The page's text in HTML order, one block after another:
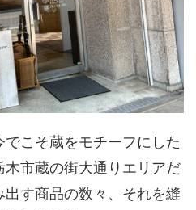
こそ蔵をモチーフにした
市蔵の街大通りエリアだ
す商品の数々、それを縫